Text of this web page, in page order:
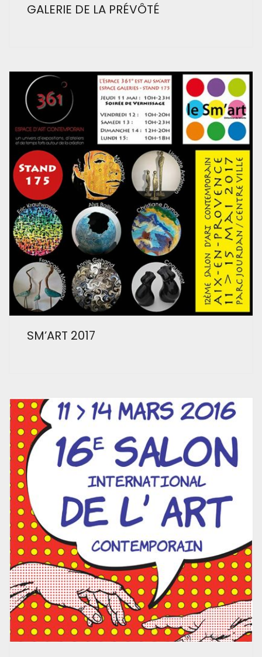
GALERIE DE LA PRÉVÔTÉ
SM’ART 2017